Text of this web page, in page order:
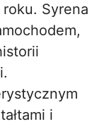
roku. Syrena
i